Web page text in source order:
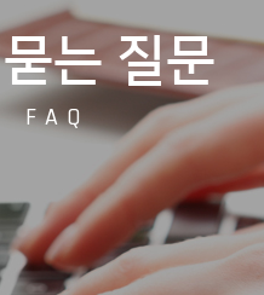
는 질문
FAQ